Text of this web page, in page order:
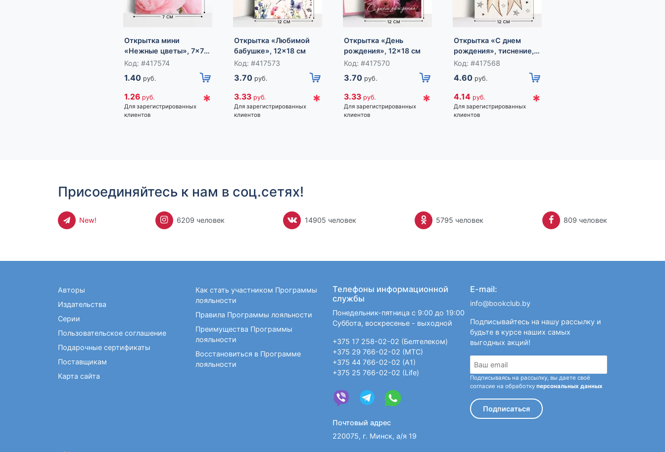
Открытка мини
«Нежные цветы», 7×7
см
Код: #417574
1.40 руб.
1.26 руб.
Для зарегистрированных
клиентов
*
Открытка «Любимой
бабушке», 12×18 см
Код: #417573
3.70 руб.
3.33 руб.
Для зарегистрированных
клиентов
*
Открытка «День
рождения», 12×18 см
Код: #417570
3.70 руб.
3.33 руб.
Для зарегистрированных
клиентов
*
Открытка «С днем
рождения», тиснение,
12×18 см
Код: #417568
4.60 руб.
4.14 руб.
Для зарегистрированных
клиентов
*
Присоединяйтесь к нам в соц.сетях!
New! 6209 человек 14905 человек 5795 человек 809 человек
Авторы
Издательства
Серии
Пользовательское соглашение
Подарочные сертификаты
Поставщикам
Карта сайта
Как стать участником Программы
лояльности
Правила Программы лояльности
Преимущества Программы
лояльности
Восстановиться в Программе
лояльности
Телефоны информационной
службы
Понедельник-пятница с 9:00 до 19:00
Суббота, воскресенье - выходной
+375 17 258-02-02 (Белтелеком)
+375 29 766-02-02 (МТС)
+375 44 766-02-02 (А1)
+375 25 766-02-02 (Life)
Почтовый адрес
220075, г. Минск, а/я 19
E-mail:
info@bookclub.by
Подписывайтесь на нашу рассылку и
будьте в курсе наших самых
выгодных акций!
Подписываясь на рассылку, вы даете своё
согласие на обработку персональных данных
Подписаться